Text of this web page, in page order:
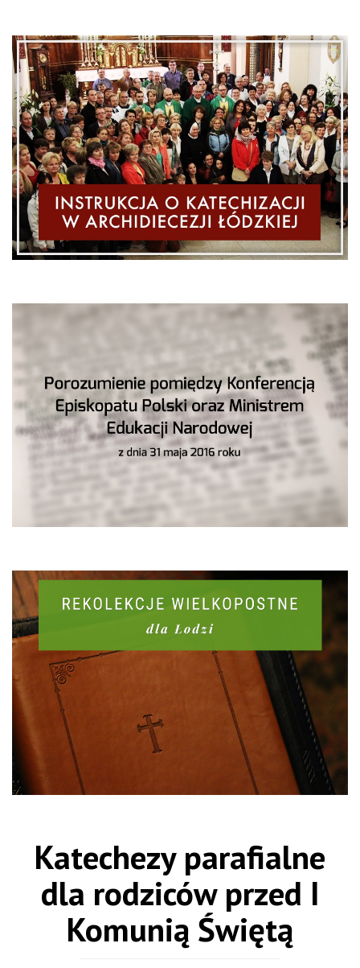
Katechezy parafialne
dla rodziców przed I
Komunią Świętą